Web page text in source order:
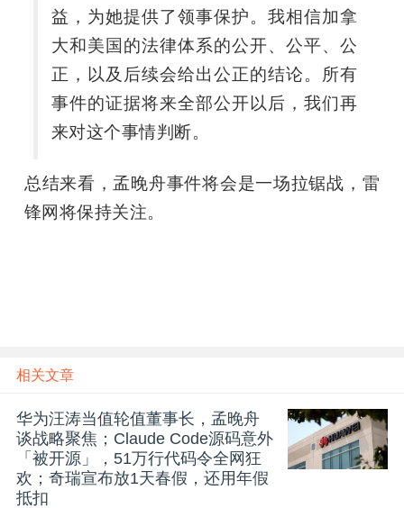
益，为她提供了领事保护。我相信加拿
大和美国的法律体系的公开、公平、公
正，以及后续会给出公正的结论。所有
事件的证据将来全部公开以后，我们再
来对这个事情判断。
总结来看，孟晚舟事件将会是一场拉锯战，雷
锋网将保持关注。
相关文章
华为汪涛当值轮值董事长，孟晚舟
谈战略聚焦；Claude Code源码意外
「被开源」，51万行代码令全网狂
欢；奇瑞宣布放1天春假，还用年假
抵扣